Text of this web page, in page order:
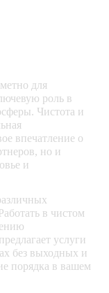
для
роль в
Чистота и
впечатление о
но и
и
в чистом
услуги
без выходных и
порядка в вашем